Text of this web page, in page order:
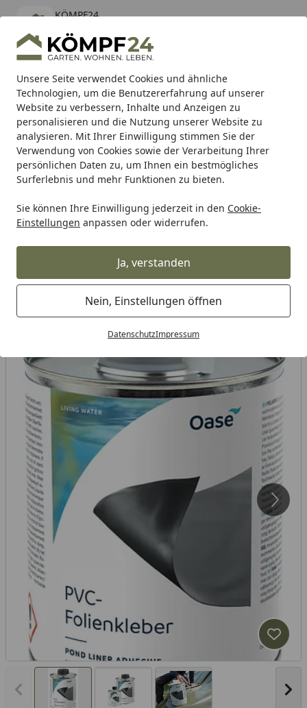
Unsere Seite verwendet Cookies und ähnliche
Technologien, um die Benutzererfahrung auf unserer
Website zu verbessern, Inhalte und Anzeigen zu
personalisieren und die Nutzung unserer Website zu
analysieren. Mit Ihrer Einwilligung stimmen Sie der
Verwendung von Cookies sowie der Verarbeitung Ihrer
persönlichen Daten zu, um Ihnen ein bestmögliches
Surferlebnis und mehr Funktionen zu bieten.
Sie können Ihre Einwilligung jederzeit in den Cookie-
Einstellungen anpassen oder widerrufen.
Ja, verstanden
Nein, Einstellungen öffnen
DatenschutzImpressum
KÖMPF24
kostenlos - Im App Store
Hotline
Alle Produkte
Mein Konto
Suchen
Karibu Pools inkl. gratis Sandfilteranlage & Pool-
Starterset (Gesamtwert bis 468,99€)
Startseite
Teich Teichbau Teichfolien & Teichvliese Teichfolien
Oase PVC Folienkleber 1000 ml
(1 Bewertung)
Vorheriges Bild anzeigen